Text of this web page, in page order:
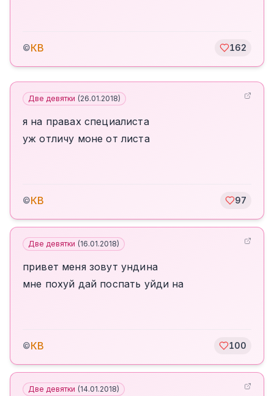
©КВ 162
Две девятки (26.01.2018)
я на правах специалиста
уж отличу моне от листа
©КВ 97
Две девятки (16.01.2018)
привет меня зовут ундина
мне похуй дай поспать уйди на
©КВ 100
Две девятки (14.01.2018)